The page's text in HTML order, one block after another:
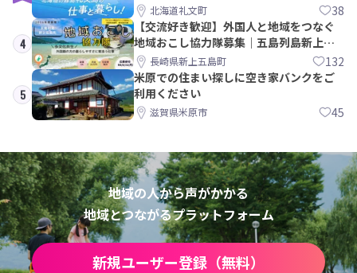
北海道礼文町 38
4
【交流好き歓迎】外国人と地域をつなぐ
地域おこし協力隊募集｜五島列島新上五
島町長崎県新上五島町 132
5
米原での住まい探しに空き家バンクをご
利用ください
滋賀県米原市 45
地域の人から声がかかる
地域とつながるプラットフォーム
新規ユーザー登録（無料）